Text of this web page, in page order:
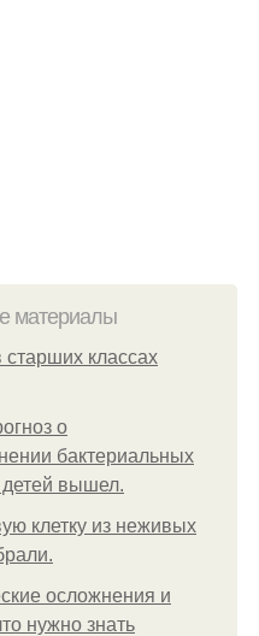
материалы
старших классах
о
бактериальных
вышел.
клетку из неживых
осложнения и
нужно знать